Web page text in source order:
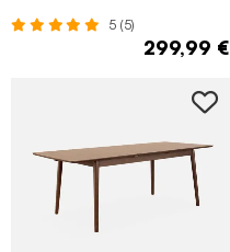
5 (5)
299,99 €